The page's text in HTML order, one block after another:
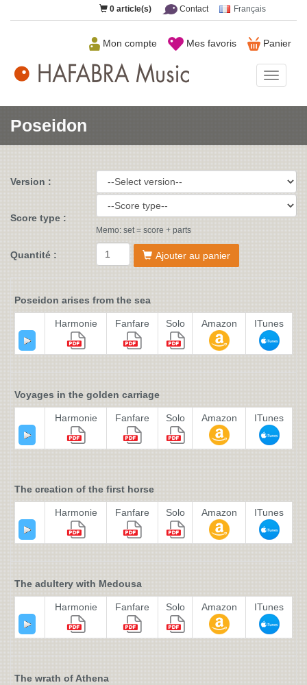
0 article(s) Contact Français
Panier
Mes favoris
Mon compte
Music
Poseidon
Version :
Score type :
Memo: set = score + parts
Quantité : Ajouter au panier
Poseidon arises from the sea
Harmonie Fanfare Solo Amazon ITunes
Voyages in the golden carriage
Harmonie Fanfare Solo Amazon ITunes
The creation of the first horse
Harmonie Fanfare Solo Amazon ITunes
The adultery with Medousa
Harmonie Fanfare Solo Amazon ITunes
The wrath of Athena